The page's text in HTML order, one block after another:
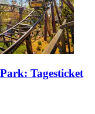
Tagesticket